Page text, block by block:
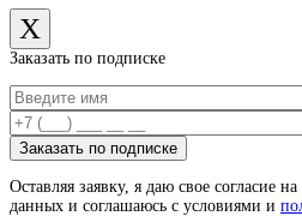
X
Заказать по подписке
Оставляя заявку, я даю свое согласие
данных и соглашаюсь с условиями и